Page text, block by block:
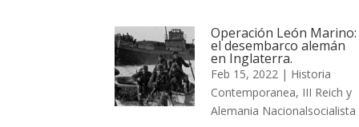
Operación León Marino:
el desembarco alemán
en Inglaterra.
Feb 15, 2022 | Historia
Contemporanea, III Reich y
Alemania Nacionalsocialista